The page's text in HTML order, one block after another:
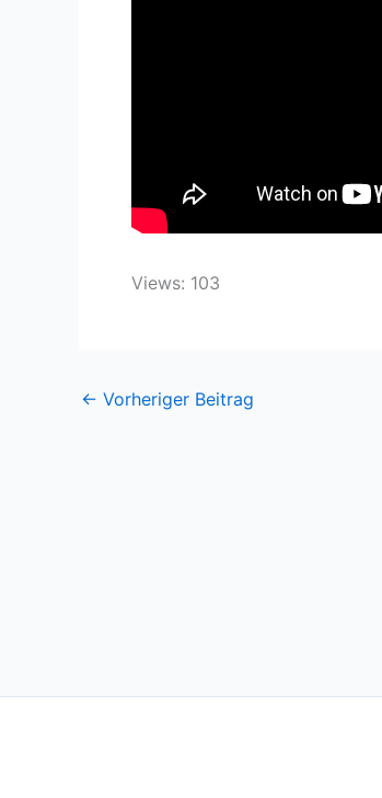
Views: 103
← Vorheriger Beitrag